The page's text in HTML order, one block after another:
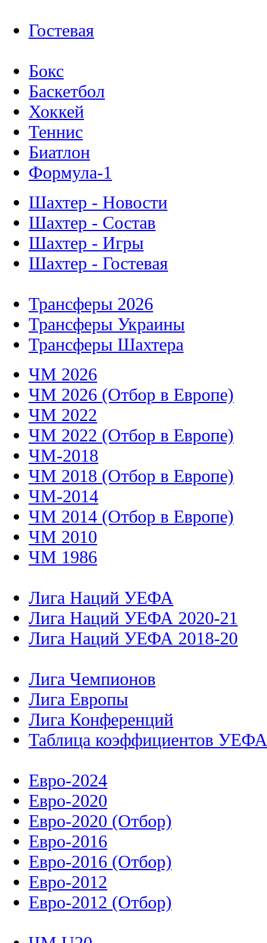
Гостевая
Бокс
Баскетбол
Хоккей
Теннис
Биатлон
Формула-1
Шахтер - Новости
Шахтер - Состав
Шахтер - Игры
Шахтер - Гостевая
Трансферы 2026
Трансферы Украины
Трансферы Шахтера
ЧМ 2026
ЧМ 2026 (Отбор в Европе)
ЧМ 2022
ЧМ 2022 (Отбор в Европе)
ЧМ-2018
ЧМ 2018 (Отбор в Европе)
ЧМ-2014
ЧМ 2014 (Отбор в Европе)
ЧМ 2010
ЧМ 1986
Лига Наций УЕФА
Лига Наций УЕФА 2020-21
Лига Наций УЕФА 2018-20
Лига Чемпионов
Лига Европы
Лига Конференций
Таблица коэффициентов УЕФА
Евро-2024
Евро-2020
Евро-2020 (Отбор)
Евро-2016
Евро-2016 (Отбор)
Евро-2012
Евро-2012 (Отбор)